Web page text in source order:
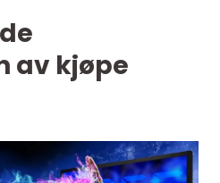
av kjøpe